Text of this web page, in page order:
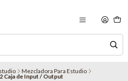
Mezcladora Para Estudio
Caja de Input / Output